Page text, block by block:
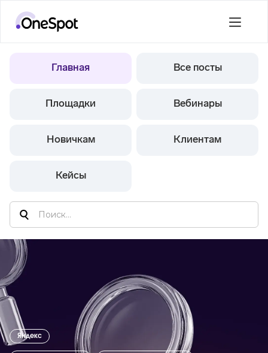
Главная Все посты
Площадки Вебинары
Новичкам Клиентам
Кейсы
Яндекс